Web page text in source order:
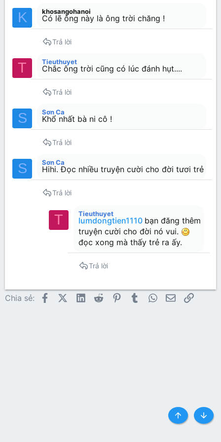
26
Trebuchet MS
Verdana
K khosangohanoi
Có lẽ ông này là ông trời chăng !
Trả lời
T Tieuthuyet
Chắc ông trời cũng có lúc đánh hụt....
Trả lời
S Sơn Ca
Khổ nhất bà ni cô !
Trả lời
S Sơn Ca
Hihi. Đọc nhiều truyện cười cho đời tươi trẻ
Trả lời
T Tieuthuyet
lumdongtien1110 bạn đăng thêm
truyện cười cho đời nó vui.
đọc xong mà thấy trẻ ra ấy.
Trả lời
Chia sẻ: FacebookX (Twitter)
LinkedInReddit Pinterest
TumblrWhatsApp
EmailLink
Top